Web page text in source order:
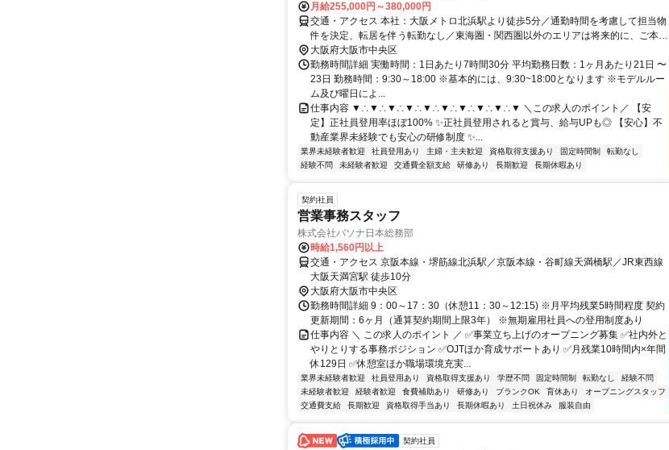
月給255,000円～380,000円
交通・アクセス 本社：大阪メトロ北浜駅より徒歩5分／通勤時間を考慮して担当物
件を決定、転居を伴う転勤なし／東海圏・関西圏以外のエリアは将来的に、ご本人
の希望によっては転居を伴う異動も相談可
大阪府大阪市中央区
勤務時間詳細 実働時間：1日あたり7時間30分 平均勤務日数：1ヶ月あたり21日 〜
23日 勤務時間：9:30～18:00 ※基本的には、9:30~18:00となります ※モデルルー
ム及び曜日によ...
仕事内容 ▼∴▼∴▼∴▼∴▼∴▼∴▼∴▼∴▼∴▼ ＼この求人のポイント／ 【安
定】正社員登用率ほぼ100% ✨正社員登用されると賞与、給与UPも◎ 【安心】不
動産業界未経験でも安心の研修制度 ✨...
業界未経験者歓迎 社員登用あり 主婦・主夫歓迎 資格取得支援あり 固定時間制
転勤なし
経験不問
未経験者歓迎 交通費全額支給 研修あり 長期歓迎 長期休暇あり
契約社員
営業事務スタッフ
株式会社パソナ日本総務部
時給1,560円以上
交通・アクセス 京阪本線・堺筋線北浜駅／京阪本線・谷町線天満橋駅／JR東西線
大阪天満宮駅 徒歩10分
大阪府大阪市中央区
勤務時間詳細 9：00～17：30（休憩11：30～12:15) ※月平均残業5時間程度 契約
更新期間：6ヶ月（通算契約期間上限3年） ※無期雇用社員への登用制度あり
仕事内容 ＼ この求人のポイント ／ ✅事業立ち上げのオープニング募集 ✅社内外と
やりとりする事務ポジション ✅OJTほか育成サポートあり ✅月残業10時間内×年間
休129日 ✅休憩室ほか職場環境充実...
業界未経験者歓迎 社員登用あり 資格取得支援あり 学歴不問 固定時間制 転勤なし
経験不問
未経験者歓迎
経験者歓迎 食費補助あり 研修あり ブランクOK 育休あり
オープニングスタッフ
交通費支給
長期歓迎 資格取得手当あり 長期休暇あり 土日祝休み 服装自由
契約社員